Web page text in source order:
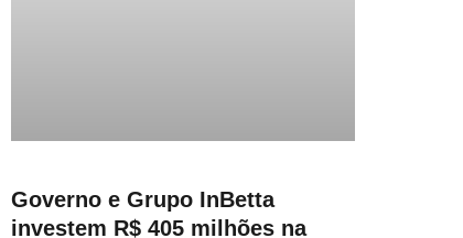
Governo e Grupo InBetta
investem R$ 405 milhões na